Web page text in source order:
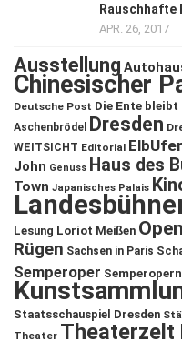
Rauschhafte
APR. 26, 2017
Ausstellung
Chinesischer
Deutsche Post Die Ente bleibt
Aschenbrödel
Dresden
WEITSICHT Editorial
John Genuss Haus des
Town Japanisches Palais
Lesung Loriot Meißen
Rügen Sachsen in Paris
Semperoper
Staatsschauspiel Dresden
Theater Theaterzelt